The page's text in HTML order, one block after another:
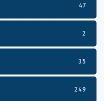
47
2
35
249